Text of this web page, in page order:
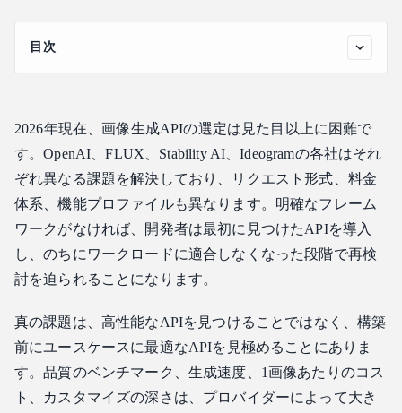
目次
画像生成APIを選ぶ前に確認すべきこと
アプリ開発者向けの主要な画像生成API
1. OpenAI GPT Image 2 — コンシューマーアプリとテキスト
重視のビジュアルに最適
2. FLUX — 写実性とスピードに最適
3. Stability AI (Stable Diffusion 3.5) — カスタムパイプライン
とコスト意識の高いスケールに最適
4. Ideogram — タイポグラフィと画像内テキストの正確さに
最適
アプリのユースケースにAPIを適合させる方法
Atlas Cloudを通じて複数の画像モデルにアクセスする方法
よくある質問
2026年現在、どの画像生成APIが最高の品質ですか？
2026年現在、画像生成APIの選定は見た目以上に困難で
す。OpenAI、FLUX、Stability AI、Ideogramの各社はそれ
ぞれ異なる課題を解決しており、リクエスト形式、料金
体系、機能プロファイルも異なります。明確なフレーム
ワークがなければ、開発者は最初に見つけたAPIを導入
し、のちにワークロードに適合しなくなった段階で再検
討を迫られることになります。
真の課題は、高性能なAPIを見つけることではなく、構築
前にユースケースに最適なAPIを見極めることにありま
す。品質のベンチマーク、生成速度、1画像あたりのコス
ト、カスタマイズの深さは、プロバイダーによって大き